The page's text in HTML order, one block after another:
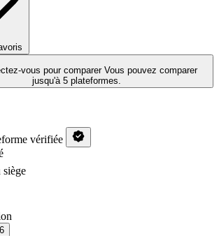
vous pour comparer Vous pouvez comparer
jusqu'à 5 plateformes.
vérifiée
siège